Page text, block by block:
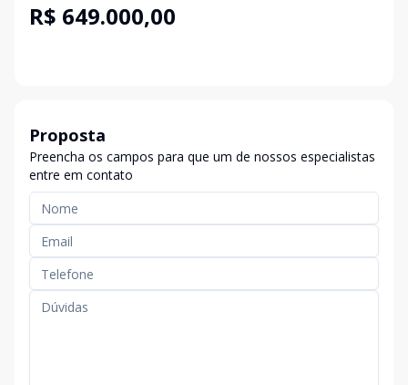
R$ 649.000,00
Proposta
Preencha os campos para que um de nossos especialistas
entre em contato